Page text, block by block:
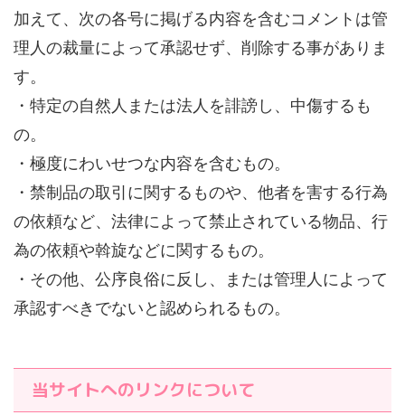
加えて、次の各号に掲げる内容を含むコメントは管
理人の裁量によって承認せず、削除する事がありま
す。
・特定の自然人または法人を誹謗し、中傷するも
の。
・極度にわいせつな内容を含むもの。
・禁制品の取引に関するものや、他者を害する行為
の依頼など、法律によって禁止されている物品、行
為の依頼や斡旋などに関するもの。
・その他、公序良俗に反し、または管理人によって
承認すべきでないと認められるもの。
当サイトへのリンクについて